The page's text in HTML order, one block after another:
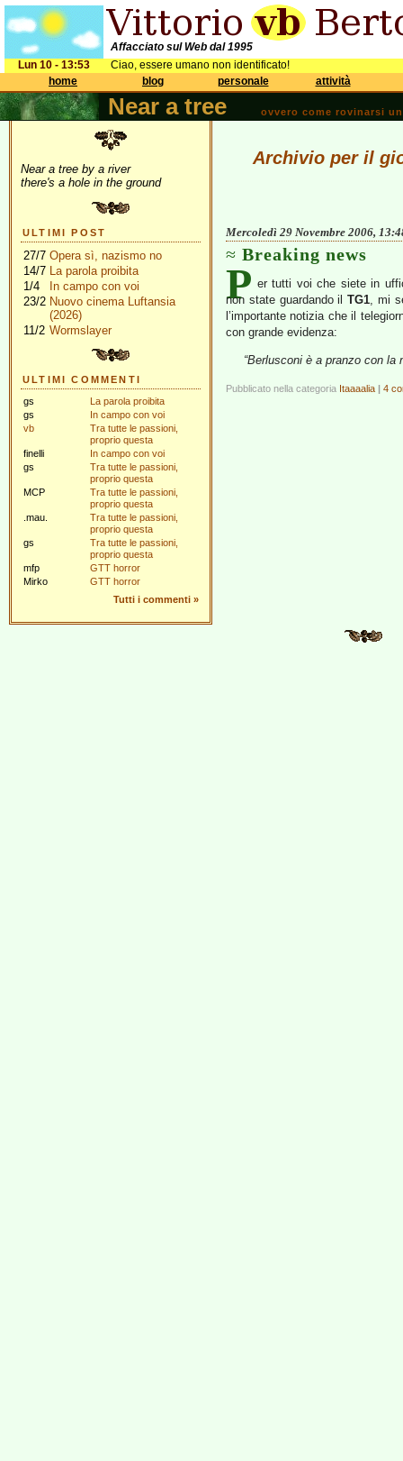
Affacciato sul Web dal 1995
Lun 10 - 13:53
Ciao, essere umano non identificato!
home
blog personale attività
Near a tree ovvero come rovinarsi
Near a tree by a river
there's a hole in the ground
ULTIMI POST
27/7 Opera sì, nazismo no
14/7 La parola proibita
1/4
In campo con voi
23/2 Nuovo cinema Luftansia
(2026)
11/2 Wormslayer
ULTIMI COMMENTI
gs
La parola proibita
gs
In campo con voi
vb
Tra tutte le passioni,
proprio questa
finelli
In campo con voi
gs
Tra tutte le passioni,
proprio questa
MCP
Tra tutte le passioni,
proprio questa
.mau.
Tra tutte le passioni,
proprio questa
gs
Tra tutte le passioni,
proprio questa
mfp
GTT horror
Mirko
GTT horror
Tutti i commenti »
Archivio per il
Mercoledì 29 Novembre 2006,
Breaking news
P er tutti voi che siete in
non state guardando ilTG1, mi
l’importante notizia che il
con grande evidenza:
“Berlusconi è a pranzo con la
Pubblicato nella categoria Itaaaalia | 4